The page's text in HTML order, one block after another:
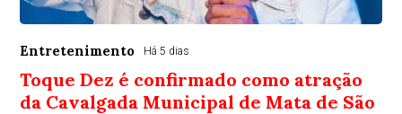
Entretenimento Há 5 dias
Toque Dez é confirmado como atração
da Cavalgada Municipal de Mata de São